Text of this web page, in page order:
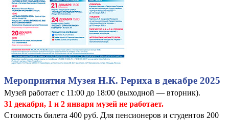
Мероприятия Музея Н.К. Рериха в декабре 2025
Музей работает с 11:00 до 18:00 (выходной — вторник).
31 декабря, 1 и 2 января музей не работает.
Стоимость билета 400 руб. Для пенсионеров и студентов 200